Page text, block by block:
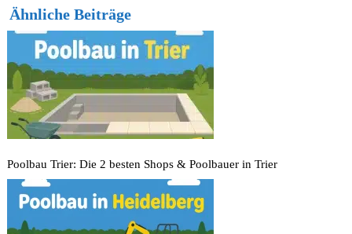
Ähnliche Beiträge
Poolbau Trier: Die 2 besten Shops & Poolbauer in Trier